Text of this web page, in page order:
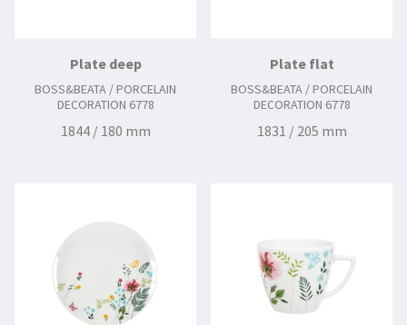
Plate deep
BOSS&BEATA / PORCELAIN
DECORATION 6778
1844 / 180 mm
Plate flat
BOSS&BEATA / PORCELAIN
DECORATION 6778
1831 / 205 mm